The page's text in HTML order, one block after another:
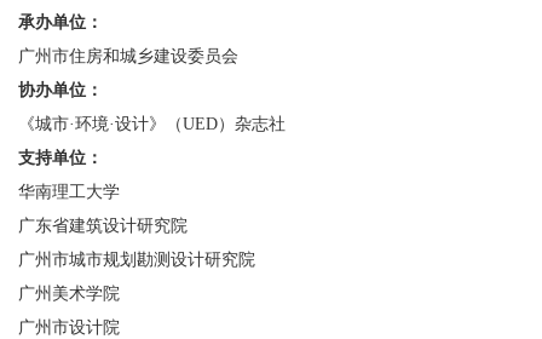
承办单位：
广州市住房和城乡建设委员会
协办单位：
《城市·环境·设计》（UED）杂志社
支持单位：
华南理工大学
广东省建筑设计研究院
广州市城市规划勘测设计研究院
广州美术学院
广州市设计院